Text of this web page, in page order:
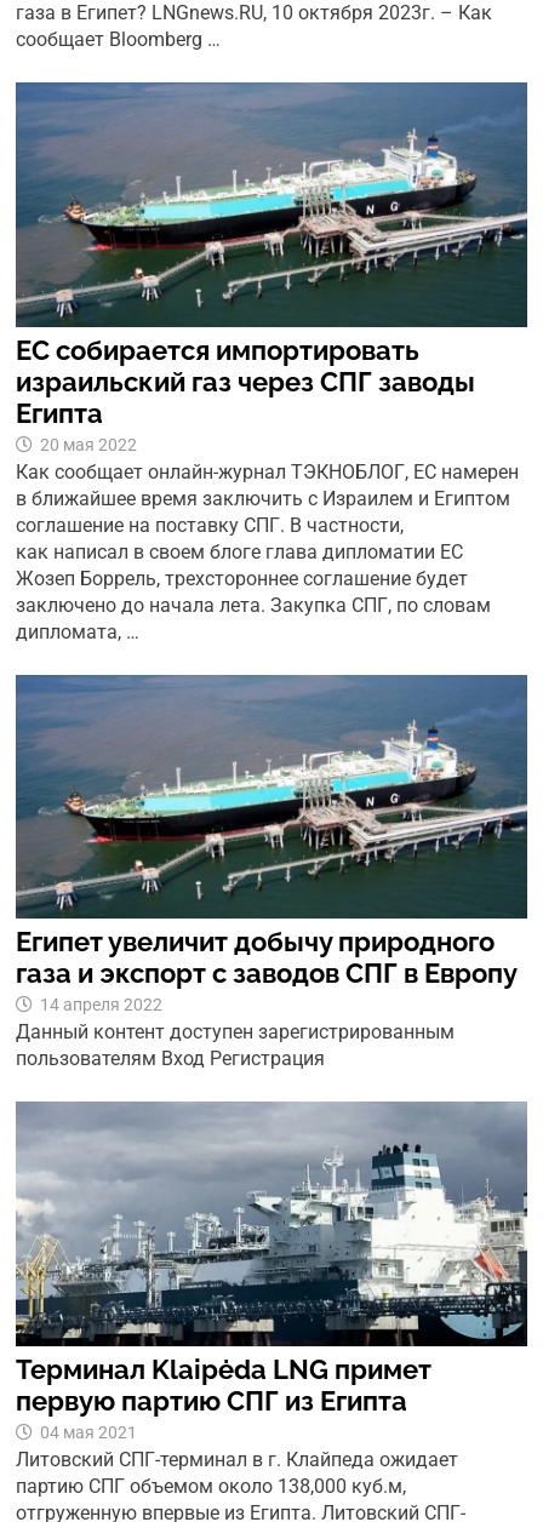
газа в Египет? LNGnews.RU, 10 октября 2023г. – Как
сообщает Bloomberg …
ЕС собирается импортировать
израильский газ через СПГ заводы
Египта
20 мая 2022
Как сообщает онлайн-журнал ТЭКНОБЛОГ, ЕС намерен
в ближайшее время заключить с Израилем и Египтом
соглашение на поставку СПГ. В частности,
как написал в своем блоге глава дипломатии ЕС
Жозеп Боррель, трехстороннее соглашение будет
заключено до начала лета. Закупка СПГ, по словам
дипломата, …
Египет увеличит добычу природного
газа и экспорт с заводов СПГ в Европу
14 апреля 2022
Данный контент доступен зарегистрированным
пользователям Вход Регистрация
Терминал Klaipėda LNG примет
первую партию СПГ из Египта
04 мая 2021
Литовский СПГ-терминал в г. Клайпеда ожидает
партию СПГ объемом около 138,000 куб.м,
отгруженную впервые из Египта. Литовский СПГ-